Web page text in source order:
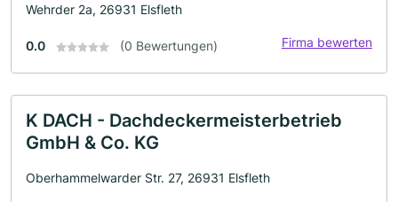
Wehrder 2a, 26931 Elsfleth
0.0 (0 Bewertungen) Firma bewerten
K DACH - Dachdeckermeisterbetrieb
GmbH & Co. KG
Oberhammelwarder Str. 27, 26931 Elsfleth